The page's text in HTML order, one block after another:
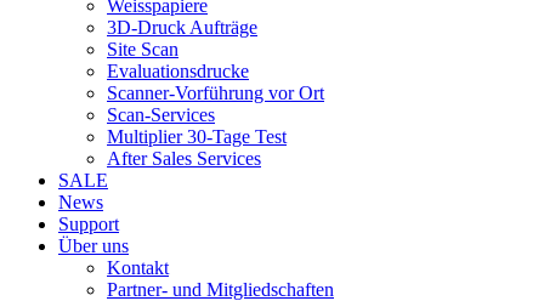
Weisspapiere
3D-Druck Aufträge
Site Scan
Evaluationsdrucke
Scanner-Vorführung vor Ort
Scan-Services
Multiplier 30-Tage Test
After Sales Services
SALE
News
Support
Über uns
Kontakt
Partner- und Mitgliedschaften